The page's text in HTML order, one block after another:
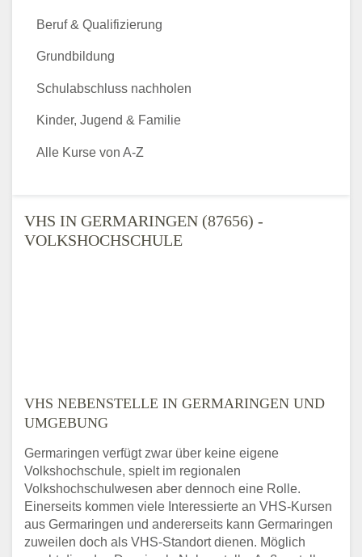
VHS IN GERMARINGEN (87656) -
VOLKSHOCHSCHULE
VHS NEBENSTELLE IN GERMARINGEN UND
UMGEBUNG
Germaringen verfügt zwar über keine eigene
Volkshochschule, spielt im regionalen
Volkshochschulwesen aber dennoch eine Rolle.
Einerseits kommen viele Interessierte an VHS-Kursen
aus Germaringen und andererseits kann Germaringen
zuweilen doch als VHS-Standort dienen. Möglich
Beruf & Qualifizierung
Grundbildung
Schulabschluss nachholen
Kinder, Jugend & Familie
Alle Kurse von A-Z